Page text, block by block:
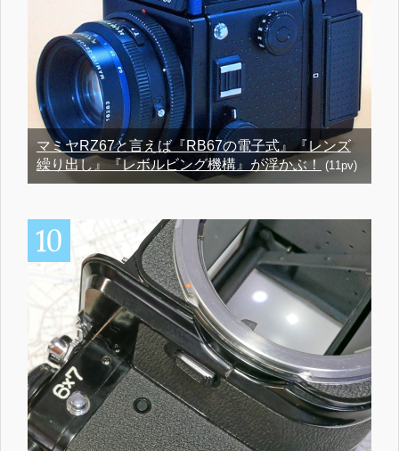
マミヤRZ67と言えば『RB67の電子式』『レンズ
繰り出し』『レボルビング機構』が浮かぶ！
(11pv)